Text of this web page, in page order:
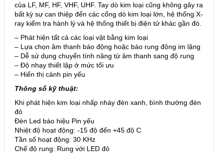
của LF, MF, HF, VHF, UHF. Tay dò kim loại cũng không gây ra
bất kỳ sự can thiệp đến các cổng dò kim loại lớn, hệ thống X-
ray kiểm tra hành lý và hệ thống thiết bị điện tử khác gần đó.
– Phát hiện tất cả các loại vật bằng kim loại
– Lựa chọn âm thanh báo động hoặc báo rung động im lặng
– Dễ sử dụng chuyển tính năng từ âm thanh sang độ rung
– Độ nhạy thiết lập ở mức tối ưu
– Hiển thị cảnh pin yếu
Thông số kỹ thuật:
Khi phát hiện kim loại nhấp nháy đèn xanh, bình thường đèn
đỏ
Đèn Led báo hiệu Pin yếu
Nhiệt độ hoạt động: -15 độ đến +45 độ C
Tần số hoạt động: 30 KHz
Chế độ rung: Rung với LED đỏ